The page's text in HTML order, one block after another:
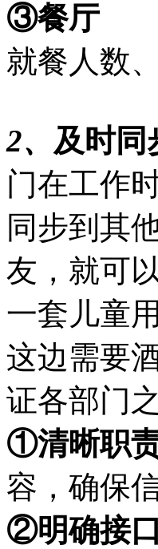
③餐厅
就餐人数
2、 及时同
门在工作
同步到其
友，就可
一套儿童用
这边需要
证各部门
①清晰职
容，确保
②明确接口